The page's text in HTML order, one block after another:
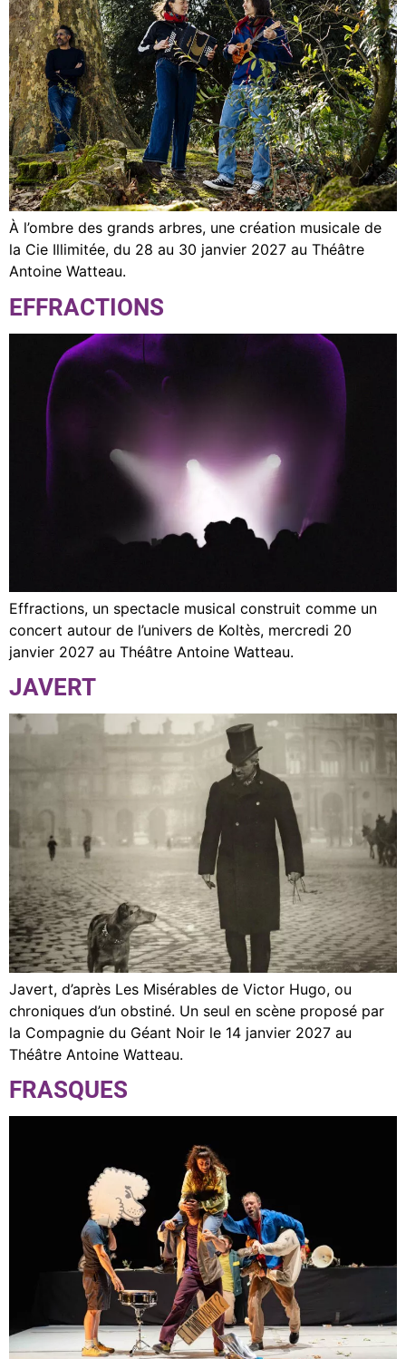
À l’ombre des grands arbres, une création musicale de
la Cie Illimitée, du 28 au 30 janvier 2027 au Théâtre
Antoine Watteau.
EFFRACTIONS
Effractions, un spectacle musical construit comme un
concert autour de l’univers de Koltès, mercredi 20
janvier 2027 au Théâtre Antoine Watteau.
JAVERT
Javert, d’après Les Misérables de Victor Hugo, ou
chroniques d’un obstiné. Un seul en scène proposé par
la Compagnie du Géant Noir le 14 janvier 2027 au
Théâtre Antoine Watteau.
FRASQUES